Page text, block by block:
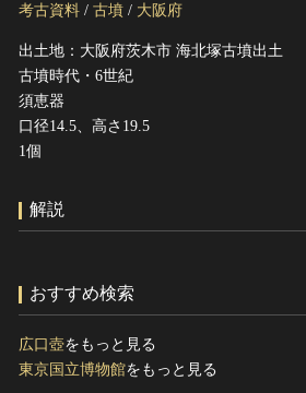
考古資料 / 古墳 / 大阪府
出土地：大阪府茨木市 海北塚古墳出土
古墳時代・6世紀
須恵器
口径14.5、高さ19.5
1個
解説
おすすめ検索
広口壺をもっと見る
東京国立博物館をもっと見る